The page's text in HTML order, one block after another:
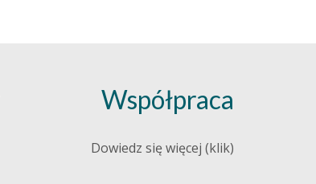
Współpraca
Dowiedz się więcej (klik)